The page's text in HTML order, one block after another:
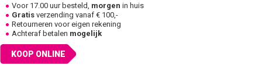
Voor 17.00 uur besteld, morgen in huis
Gratis verzending vanaf € 100,-
Retourneren voor eigen rekening
Achteraf betalen mogelijk
KOOP ONLINE